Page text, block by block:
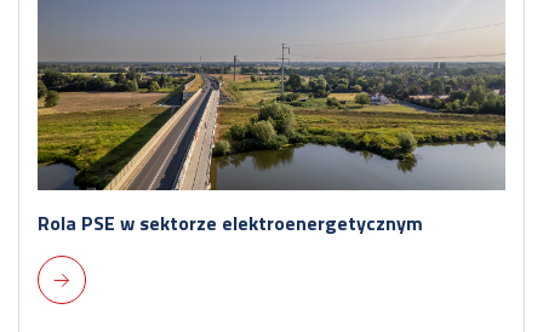
Rola PSE w sektorze elektroenergetycznym